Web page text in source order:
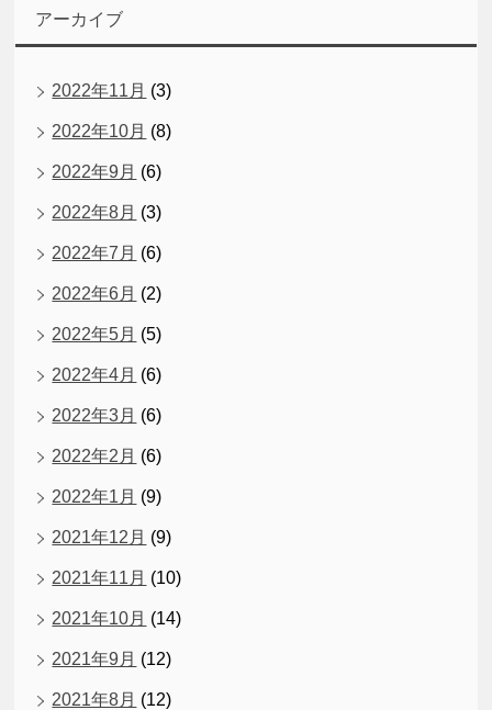
アーカイブ
2022年11月 (3)
2022年10月 (8)
2022年9月 (6)
2022年8月 (3)
2022年7月 (6)
2022年6月 (2)
2022年5月 (5)
2022年4月 (6)
2022年3月 (6)
2022年2月 (6)
2022年1月 (9)
2021年12月 (9)
2021年11月 (10)
2021年10月 (14)
2021年9月 (12)
2021年8月 (12)